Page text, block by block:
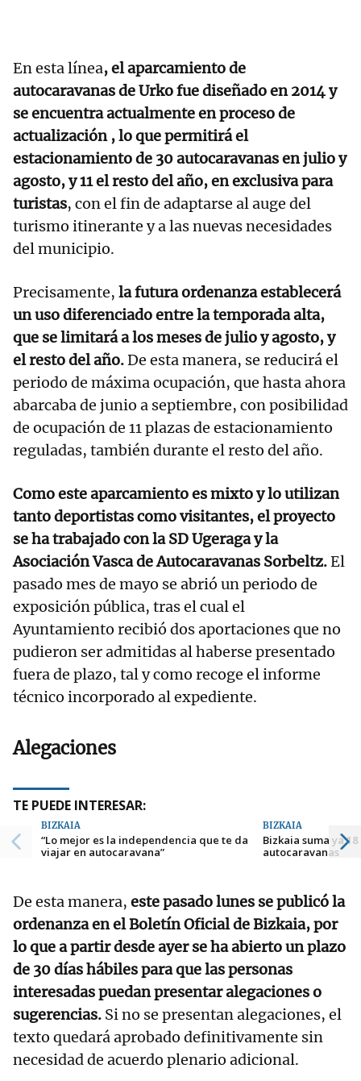
En esta línea, el aparcamiento de
autocaravanas de Urko fue diseñado en 2014 y
se encuentra actualmente en proceso de
actualización , lo que permitirá el
estacionamiento de 30 autocaravanas en julio y
agosto, y 11 el resto del año, en exclusiva para
turistas, con el fin de adaptarse al auge del
turismo itinerante y a las nuevas necesidades
del municipio.
Precisamente, la futura ordenanza establecerá
un uso diferenciado entre la temporada alta,
que se limitará a los meses de julio y agosto, y
el resto del año.De esta manera, se reducirá el
periodo de máxima ocupación, que hasta ahora
abarcaba de junio a septiembre, con posibilidad
de ocupación de 11 plazas de estacionamiento
reguladas, también durante el resto del año.
Como este aparcamiento es mixto y lo utilizan
tanto deportistas como visitantes, el proyecto
se ha trabajado con la SD Ugeraga y la
Asociación Vasca de Autocaravanas Sorbeltz.El
pasado mes de mayo se abrió un periodo de
exposición pública, tras el cual el
Ayuntamiento recibió dos aportaciones que no
pudieron ser admitidas al haberse presentado
fuera de plazo, tal y como recoge el informe
técnico incorporado al expediente.
Alegaciones
TE PUEDE INTERESAR:
BIZKAIA
“Lo mejor es la independencia que te da
viajar en autocaravana”
BIZKAIA
Bizkaia suma ya
autocaravanas
De esta manera, este pasado lunes se publicó la
ordenanza en el Boletín Oficial de Bizkaia, por
lo que a partir desde ayer se ha abierto un plazo
de 30 días hábiles para que las personas
interesadas puedan presentar alegaciones o
sugerencias. Si no se presentan alegaciones, el
texto quedará aprobado definitivamente sin
necesidad de acuerdo plenario adicional.